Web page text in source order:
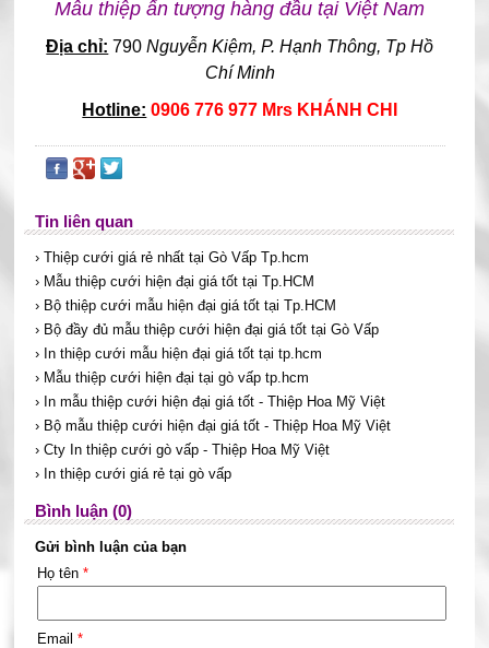
Mẫu thiệp ấn tượng hàng đầu tại Việt Nam
Địa chỉ: 790 Nguyễn Kiệm, P. Hạnh Thông, Tp Hồ
Chí Minh
Hotline: 0906 776 977 Mrs KHÁNH CHI
Tin liên quan
› Thiệp cưới giá rẻ nhất tại Gò Vấp Tp.hcm
› Mẫu thiệp cưới hiện đại giá tốt tại Tp.HCM
› Bộ thiệp cưới mẫu hiện đại giá tốt tại Tp.HCM
› Bộ đầy đủ mẫu thiệp cưới hiện đại giá tốt tại Gò Vấp
› In thiệp cưới mẫu hiện đại giá tốt tại tp.hcm
› Mẫu thiệp cưới hiện đại tại gò vấp tp.hcm
› In mẫu thiệp cưới hiện đại giá tốt - Thiệp Hoa Mỹ Việt
› Bộ mẫu thiệp cưới hiện đại giá tốt - Thiệp Hoa Mỹ Việt
› Cty In thiệp cưới gò vấp - Thiệp Hoa Mỹ Việt
› In thiệp cưới giá rẻ tại gò vấp
Bình luận (0)
Gửi bình luận của bạn
Họ tên *
Email *